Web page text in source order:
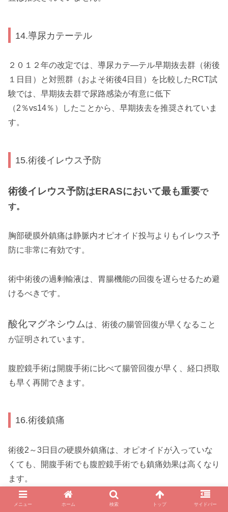
14.導尿カテーテル
２０１２年の改定では、導尿カテ―テル早期抜去群（術後
１日目）と対照群（およそ術後4日目）を比較したRCT試
験では、早期抜去群で尿路感染が有意に低下
（2％vs14％）したことから、早期抜去を推奨されていま
す。
15.術後イレウス予防
術後イレウス予防はERASにおいて最も重要で
す。
胸部硬膜外鎮痛は静脈内オピオイド投与よりもイレウス予
防に非常に有効です。
術中術後の過剰輸液は、胃腸機能の回復を遅らせるため避
けるべきです。
酸化マグネシウムは、術後の腸管回復が早くなること
が証明されています。
腹腔鏡手術は開腹手術に比べて腸管回復が早く、経口摂取
も早く再開できます。
16.術後鎮痛
術後2～3日目の硬膜外鎮痛は、オピオイドが入っていな
くても、開腹手術でも腹腔鏡手術でも鎮痛効果は高くなり
ます。
静脈内オピオイド鎮痛は、硬膜外鎮痛よりも鎮痛効果は低
メニュー ホーム 検索 トップ サイドバー